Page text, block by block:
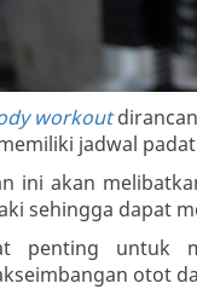
workout
jadwal
ini akan
sehingga dapat
penting untuk
otot